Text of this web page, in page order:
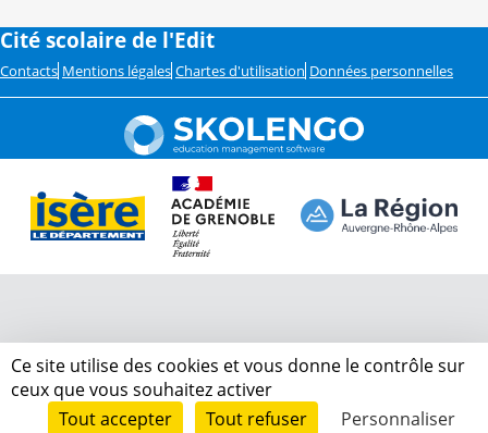
Cité scolaire de l'Edit
Contacts Mentions légales Chartes d'utilisation Données personnelles
Ce site utilise des cookies et vous donne le contrôle sur
ceux que vous souhaitez activer
Tout accepter
Tout refuser Personnaliser